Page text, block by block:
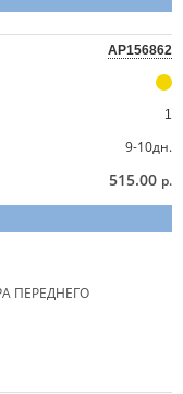
AP156862
1
9-10дн.
515.00 р.
ПЕРЕДНЕГО